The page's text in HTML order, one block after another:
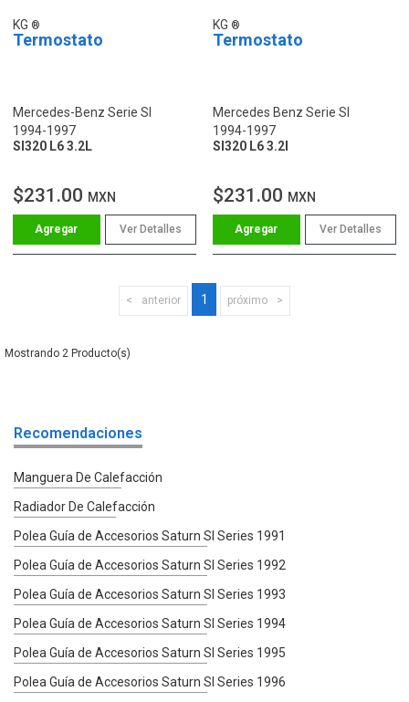
KG
Termostato
Mercedes-Benz Serie Sl
1994-1997
Sl320 L6 3.2L
$231.00 MXN
Ver Detalles
KG
Termostato
Mercedes Benz Serie Sl
1994-1997
Sl320 L6 3.2l
$231.00 MXN
Ver Detalles
anterior 1 próximo
2
Recomendaciones
Manguera De Calefacción
Radiador De Calefacción
Polea Guía de Accesorios Saturn Sl Series 1991
Polea Guía de Accesorios Saturn Sl Series 1992
Polea Guía de Accesorios Saturn Sl Series 1993
Polea Guía de Accesorios Saturn Sl Series 1994
Polea Guía de Accesorios Saturn Sl Series 1995
Polea Guía de Accesorios Saturn Sl Series 1996